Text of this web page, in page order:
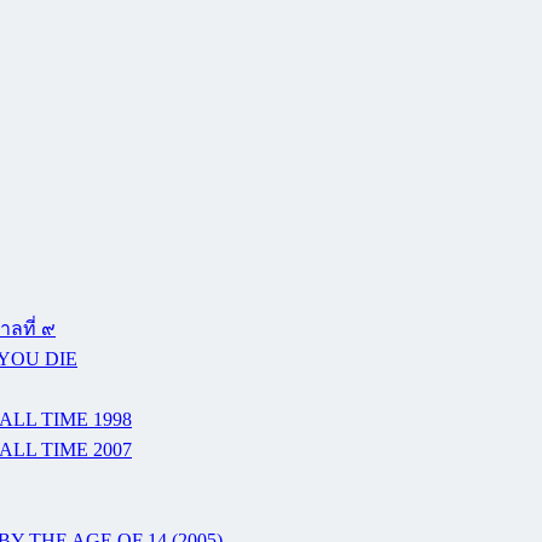
ลที่ ๙
DIE
TIME 1998
TIME 2007